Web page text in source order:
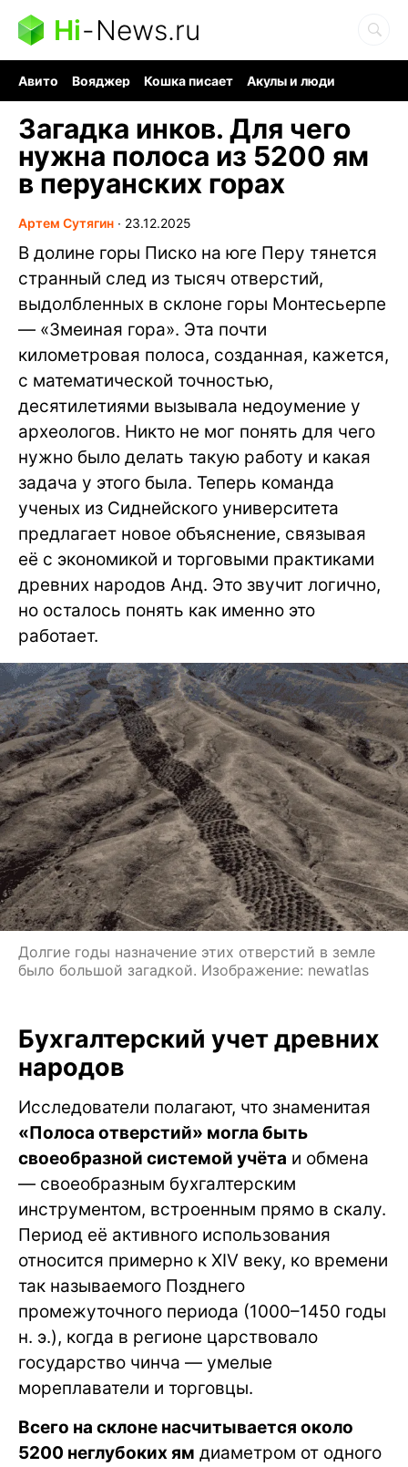
Hi-News.ru
Авито Вояджер Кошка писает
Акулы и люди
Загадка инков. Для чего
нужна полоса из 5200 ям
в перуанских горах
Артем Сутягин ∙ 23.12.2025
В долине горы Писко на юге Перу тянется
странный след из тысяч отверстий,
выдолбленных в склоне горы Монтесьерпе
— «Змеиная гора». Эта почти
километровая полоса, созданная, кажется,
с математической точностью,
десятилетиями вызывала недоумение у
археологов. Никто не мог понять для чего
нужно было делать такую работу и какая
задача у этого была. Теперь команда
ученых из Сиднейского университета
предлагает новое объяснение, связывая
её с экономикой и торговыми практиками
древних народов Анд. Это звучит логично,
но осталось понять как именно это
работает.
Долгие годы назначение этих отверстий в земле
было большой загадкой. Изображение: newatlas
Бухгалтерский учет древних
народов
Исследователи полагают, что знаменитая
«Полоса отверстий» могла быть
своеобразной системой учёта и обмена
— своеобразным бухгалтерским
инструментом, встроенным прямо в скалу.
Период её активного использования
относится примерно к XIV веку, ко времени
так называемого Позднего
промежуточного периода (1000–1450 годы
н. э.), когда в регионе царствовало
государство чинча — умелые
мореплаватели и торговцы.
Всего на склоне насчитывается около
5200 неглубоких ям диаметром от одного